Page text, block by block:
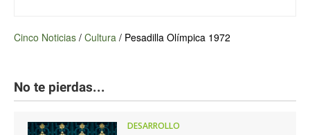
Cinco Noticias / Cultura / Pesadilla Olímpica 1972
No te pierdas...
DESARROLLO